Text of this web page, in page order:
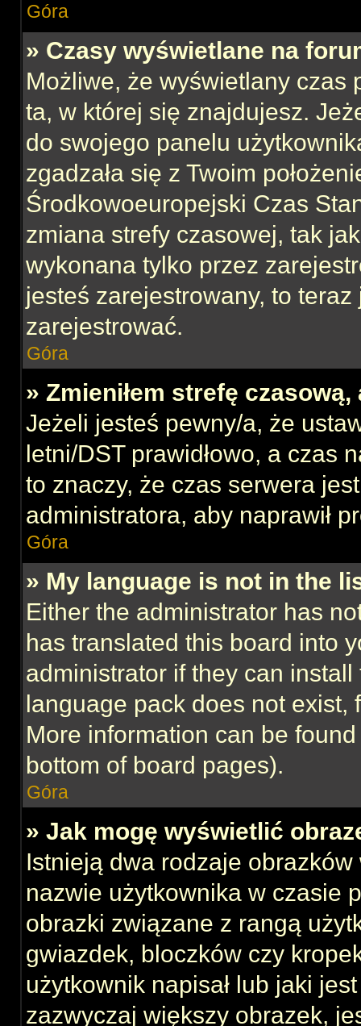
Góra
» Czasy wyświetlane na
Możliwe, że wyświetlany czas
ta, w której się znajdujesz.
do swojego panelu
zgadzała się z Twoim
Środkowoeuropejski Czas
zmiana strefy czasowej, tak
wykonana tylko przez
jesteś zarejestrowany, to
zarejestrować.
Góra
» Zmieniłem strefę
Jeżeli jesteś pewny/a, że
letni/DST prawidłowo, a czas
to znaczy, że czas serwera
administratora, aby naprawił
Góra
» My language is not in the
Either the administrator has
has translated this board into
administrator if they can
language pack does not exist,
More information can be
bottom of board pages).
Góra
» Jak mogę wyświetlić
Istnieją dwa rodzaje
nazwie użytkownika w czasie
obrazki związane z rangą
gwiazdek, bloczków czy
użytkownik napisał lub jaki
zazwyczaj większy obrazek,